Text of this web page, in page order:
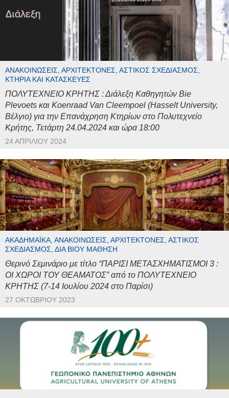
ΑΝΑΚΟΙΝΏΣΕΙΣ, ΑΡΧΙΤΈΚΤΟΝΕΣ, ΑΣΤΙΚΌΣ ΣΧΕΔΙΑΣΜΌΣ,
ΚΤΉΡΙΑ ΚΑΙ ΚΑΤΑΣΚΕΥΈΣ
ΠΟΛΥΤΕΧΝΕΙΟ ΚΡΗΤΗΣ : Διάλεξη Καθηγητών Bie
Plevoets και Koenraad Van Cleempoel (Hasselt University,
Βέλγιο) για την Επανάχρηση Κτηρίων στο Πολυτεχνείο
Κρήτης, Τετάρτη 24.04.2024 και ώρα 18:00
24 ΑΠΡΙΛΊΟΥ 2024
ΑΚΑΔΗΜΑΪΚΆ, ΑΝΑΚΟΙΝΏΣΕΙΣ, ΑΡΧΙΤΈΚΤΟΝΕΣ, ΑΣΤΙΚΌΣ
ΣΧΕΔΙΑΣΜΌΣ, ΔΙΆ ΒΊΟΥ ΜΆΘΗΣΗ
Θερινό Σεμινάριο με τίτλο “ΠΑΡΙΣΙ ΜΕΤΑΣΧΗΜΑΤΙΣΜΟΙ 3 :
ΟΙ ΧΩΡΟΙ ΤΟΥ ΘΕΑΜΑΤΟΣ” από το ΠΟΛΥΤΕΧΝΕΙΟ
ΚΡΗΤΗΣ (7-14 Ιουλίου 2024 στο Παρίσι)
27 ΟΚΤΩΒΡΊΟΥ 2023